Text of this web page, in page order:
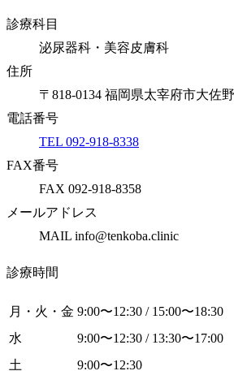
診療科目
泌尿器科・美容皮膚科
住所
〒818-0134 福岡県太宰府市大佐野
電話番号
TEL 092-918-8338
FAX番号
FAX 092-918-8358
メールアドレス
MAIL info@tenkoba.clinic
診療時間
月・火・金 9:00〜12:30 / 15:00〜18:30
水
9:00〜12:30 / 13:30〜17:00
土
9:00〜12:30